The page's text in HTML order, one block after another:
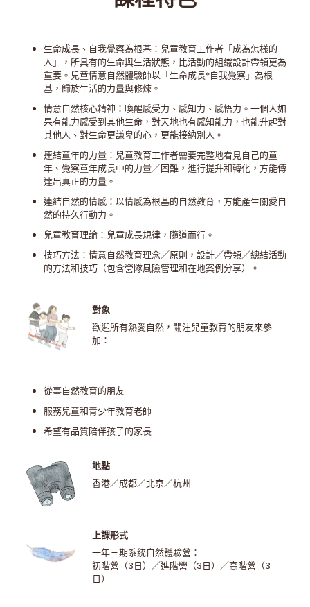
生命成長、自我覺察為根基：兒童教育工作者「成為怎樣的
人」，所具有的生命與生活狀態，比活動的組織設計帶領更為
重要。兒童情意自然體驗師以「生命成長*自我覺察」為根
基，歸於生活的力量與修煉。
情意自然核心精神：喚醒感受力、感知力、感悟力。一個人如
果有能力感受到其他生命，對天地也有感知能力，也能升起對
其他人、對生命更謙卑的心，更能接納別人。
連結童年的力量：兒童教育工作者需要完整地看見自己的童
年、覺察童年成長中的力量／困難，進行提升和轉化，方能傳
達出真正的力量。
連結自然的情感：以情感為根基的自然教育，方能產生關愛自
然的持久行動力。
兒童教育理論：兒童成長規律，隨道而行。
技巧方法：情意自然教育理念／原則，設計／帶領／總結活動
的方法和技巧（包含營隊風險管理和在地案例分享）。
對象
歡迎所有熱愛自然，關注兒童教育的朋友來參
加：
從事自然教育的朋友
服務兒童和青少年教育老師
希望有品質陪伴孩子的家長
地點
香港／成都／北京／杭州
上課形式
一年三期系統自然體驗營：
初階營（3日）／進階營（3日）／高階營（3
日）